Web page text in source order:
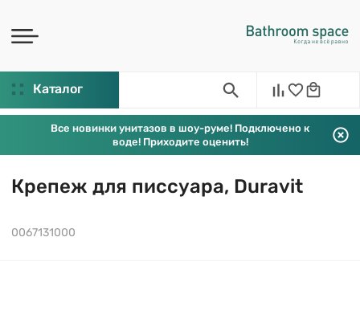
Каталог
Все новинки унитазов в шоу-руме! Подключено к
воде! Приходите оценить!
Крепеж для писсуара, Duravit
0067131000